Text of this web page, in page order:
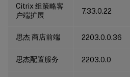
Citrix 组策略客
户端扩展
7.33.0.22
思杰 商店前端 2203.0.0.36
思杰配置服务 2203.0.0